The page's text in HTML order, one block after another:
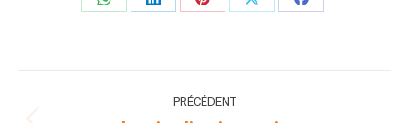
PartagerPartagerPartagerPartagerPartager
PRÉCÉDENT